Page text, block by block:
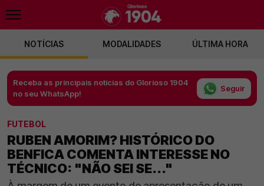
NOTÍCIAS MODALIDADES ÚLTIMA HORA
Receba as principais notícias do Glorioso 1904
no seu WhatsApp!
Seguir
FUTEBOL
RUBEN AMORIM? HISTÓRICO DO
BENFICA COMENTA INTERESSE NO
TÉCNICO: "NÃO SEI SE..."